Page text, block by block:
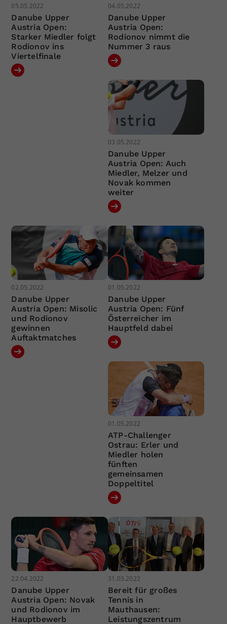
05.05.2022
Danube Upper
Austria Open:
Starker Miedler folgt
Rodionov ins
Viertelfinale
04.05.2022
Danube Upper
Austria Open:
Rodionov nimmt die
Nummer 3 raus
03.05.2022
Danube Upper
Austria Open: Auch
Miedler, Melzer und
Novak kommen
weiter
02.05.2022
Danube Upper
Austria Open: Misolic
und Rodionov
gewinnen
Auftaktmatches
01.05.2022
Danube Upper
Austria Open: Fünf
Österreicher im
Hauptfeld dabei
01.05.2022
ATP-Challenger
Ostrau: Erler und
Miedler holen
fünften
gemeinsamen
Doppeltitel
22.04.2022
Danube Upper
Austria Open: Novak
und Rodionov im
Hauptbewerb
31.03.2022
Bereit für großes
Tennis in
Mauthausen:
Leistungszentrum